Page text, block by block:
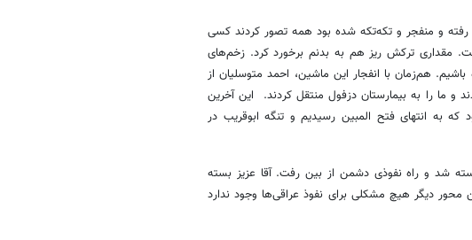
و منفجر و تکه‌تکه شده بود همه تصور کردند کسی
ترکش ریز هم به بدنم برخورد کرد. زخم‌های
هم‌زمان با انفجار این ماشین، احمد متوسلیان از
ما را به بیمارستان دزفول منتقل کردند. این آخرین
به انتهای فتح المبین رسیدیم و تنگه ابوقریب در
شد و راه نفوذی دشمن از بین رفت. آقا عزیز بسته
دیگر هیچ مشکلی برای نفوذ عراقی‌ها وجود ندارد